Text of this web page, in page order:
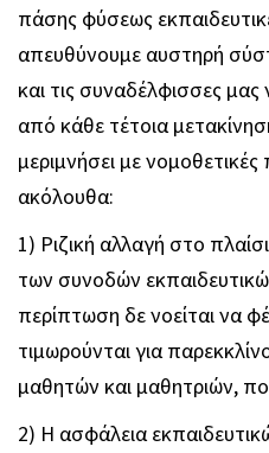
πάσης φύσεως
απευθύνουμε αυστηρή
και τις συναδέλφισσες
από κάθε τέτοια
μεριμνήσει με
ακόλουθα:
1) Ριζική αλλαγή στο
των συνοδών
περίπτωση δε νοείται να
τιμωρούνται για
μαθητών και μαθητριών,
2) Η ασφάλεια